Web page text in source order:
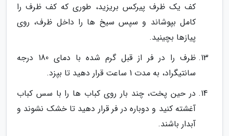
کف یک ظرف پیرکس بریزید، طوری که کف ظرف را
کامل بپوشاند و سپس سیخ ها را داخل ظرف، روی
پیازها بچینید.
ظرف را در فر از قبل گرم شده با دمای 180 درجه
سانتیگراد، به مدت 1 ساعت قرار دهید تا بپزد.
در حین پخت، چند بار روی کباب ها را با سس کباب
آغشته کنید و دوباره در فر قرار دهید تا خشک نشوند و
آبدار باشند.